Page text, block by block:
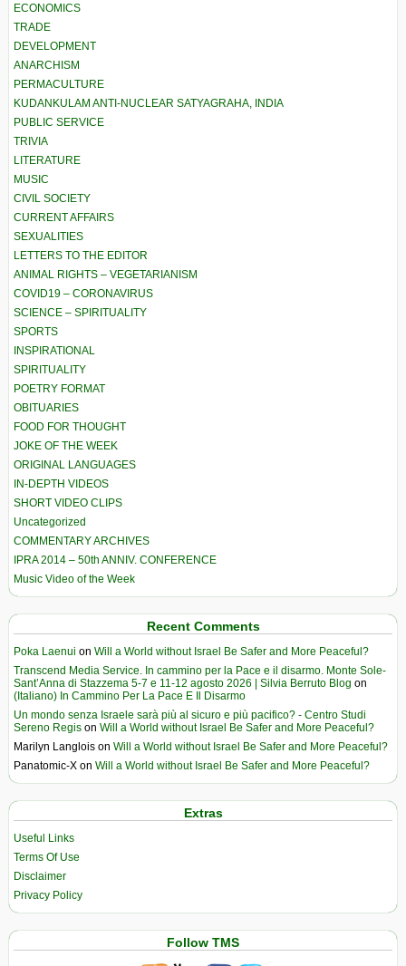
ECONOMICS
TRADE
DEVELOPMENT
ANARCHISM
PERMACULTURE
KUDANKULAM ANTI-NUCLEAR SATYAGRAHA, INDIA
PUBLIC SERVICE
TRIVIA
LITERATURE
MUSIC
CIVIL SOCIETY
CURRENT AFFAIRS
SEXUALITIES
LETTERS TO THE EDITOR
ANIMAL RIGHTS – VEGETARIANISM
COVID19 – CORONAVIRUS
SCIENCE – SPIRITUALITY
SPORTS
INSPIRATIONAL
SPIRITUALITY
POETRY FORMAT
OBITUARIES
FOOD FOR THOUGHT
JOKE OF THE WEEK
ORIGINAL LANGUAGES
IN-DEPTH VIDEOS
SHORT VIDEO CLIPS
Uncategorized
COMMENTARY ARCHIVES
IPRA 2014 – 50th ANNIV. CONFERENCE
Music Video of the Week
Recent Comments
Poka Laenui on Will a World without Israel Be Safer and More Peaceful?
Transcend Media Service. In cammino per la Pace e il disarmo. Monte Sole-
Sant’Anna di Stazzema 5-7 e 11-12 agosto 2026 | Silvia Berruto Blog on
(Italiano) In Cammino Per La Pace E Il Disarmo
Un mondo senza Israele sarà più al sicuro e più pacifico? - Centro Studi
Sereno Regis on Will a World without Israel Be Safer and More Peaceful?
Marilyn Langlois on Will a World without Israel Be Safer and More Peaceful?
Panatomic-X on Will a World without Israel Be Safer and More Peaceful?
Extras
Useful Links
Terms Of Use
Disclaimer
Privacy Policy
Follow TMS